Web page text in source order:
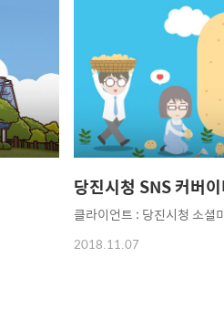
당진시청 SNS 커버
클라이언트 : 당진시청 소셜
2018.11.07